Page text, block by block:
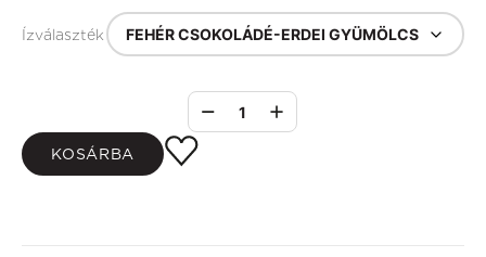
Ízválaszték FEHÉR CSOKOLÁDÉ-ERDEI GYÜMÖLCS
1
KOSÁRBA